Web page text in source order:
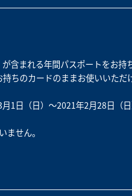
含まれる年間パスポートをお持
ちのカードのままお使いいただ
1日（日）～2021年2月28日（
せん。‌